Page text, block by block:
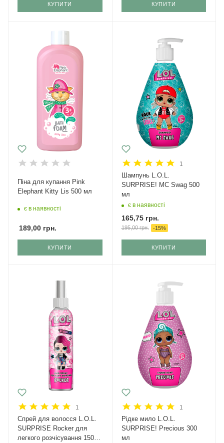
КУПИТИ КУПИТИ
Піна для купання Pink
Elephant Kitty Lis 500 мл
є в наявності
189,00 грн.
КУПИТИ
1
Шампунь L.O.L.
SURPRISE! MC Swag 500
мл
є в наявності
165,75грн.
195,00грн. -15%
КУПИТИ
1
Спрей для волосся L.O.L.
SURPRISE Rocker для
легкого розчісування 150
1
Рідке мило L.O.L.
SURPRISE! Precious 300
мл